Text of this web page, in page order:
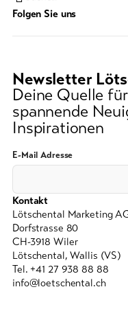
Suchwort
Folgen Sie uns
Newsletter
Deine Quelle
spannende
Inspirationen
E-Mail Adresse
Kontakt
Lötschental Marketing
Dorfstrasse 80
CH-3918 Wiler
Lötschental, Wallis (VS)
Tel. +41 27 938 88 88
info@loetschental.ch